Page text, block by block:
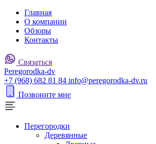
Главная
О компании
Обзоры
Контакты
Связаться
Peregorodka-dv
+7 (968) 682 81 84 info@peregorodka-dv.ru
Позвоните мне
Перегородки
Деревянные